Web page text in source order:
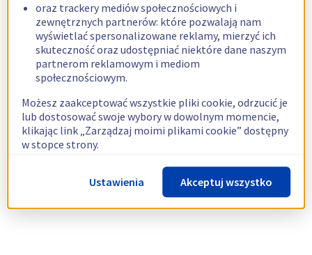
oraz trackery mediów społecznościowych i
zewnętrznych partnerów: które pozwalają nam
wyświetlać spersonalizowane reklamy, mierzyć ich
skuteczność oraz udostępniać niektóre dane naszym
partnerom reklamowym i mediom
społecznościowym.
Możesz zaakceptować wszystkie pliki cookie, odrzucić je
lub dostosować swoje wybory w dowolnym momencie,
klikając link „Zarządzaj moimi plikami cookie” dostępny
w stopce strony.
Więcej informacji znajdziesz w naszejpolityce
dotyczącej wykorzystywania plików cookie.
Ustawienia Akceptuj wszystko